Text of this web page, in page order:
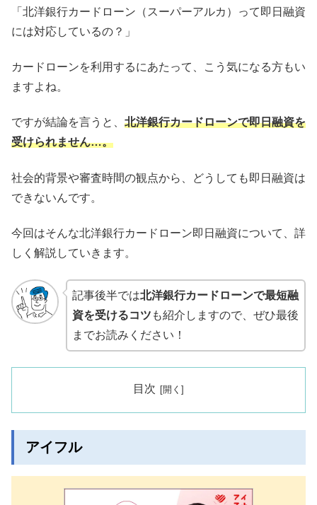
「北洋銀行カードローン（スーパーアルカ）って即日融資
には対応しているの？」
カードローンを利用するにあたって、こう気になる方もい
ますよね。
ですが結論を言うと、 北洋銀行カードローンで即日融資を
受けられません…。
社会的背景や審査時間の観点から、どうしても即日融資は
できないんです。
今回はそんな北洋銀行カードローン即日融資について、詳
しく解説していきます。
記事後半では北洋銀行カードローンで最短融
資を受けるコツ も紹介しますので、ぜひ最後
までお読みください！
目次
アイフル